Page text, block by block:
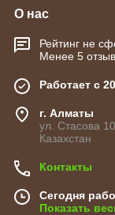
О нас
Рейтинг не
Менее 5
Работает с
г. Алматы
ул. Стасова
Казахстан
Контакты
Сегодня
Показать